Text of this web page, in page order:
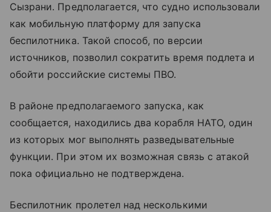
Сызрани. Предполагается, что судно использовали
как мобильную платформу для запуска
беспилотника. Такой способ, по версии
источников, позволил сократить время подлета и
обойти российские системы ПВО.
В районе предполагаемого запуска, как
сообщается, находились два корабля НАТО, один
из которых мог выполнять разведывательные
функции. При этом их возможная связь с атакой
пока официально не подтверждена.
Беспилотник пролетел над несколькими